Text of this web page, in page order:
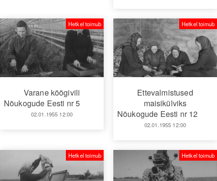
Varane köögivili
Nõukogude Eesti nr 5
02.01.1955 12:00
Hetkel toimub
Ettevalmistused
maisikülviks
Nõukogude Eesti nr 12
02.01.1955 12:00
Hetkel toimub
Hetkel toimub Hetkel toimub